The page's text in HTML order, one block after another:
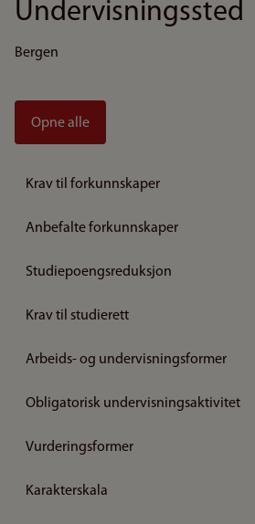
Undervisningssted
Bergen
Opne alle
Krav til forkunnskaper
Anbefalte forkunnskaper
Studiepoengsreduksjon
Krav til studierett
Arbeids- og undervisningsformer
Obligatorisk undervisningsaktivitet
Vurderingsformer
Karakterskala